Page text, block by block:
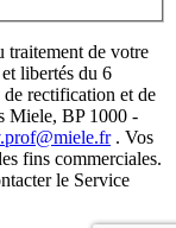
traitement de votre
libertés du 6
rectification et de
Miele, BP 1000 -
. Vos
fins commerciales.
le Service